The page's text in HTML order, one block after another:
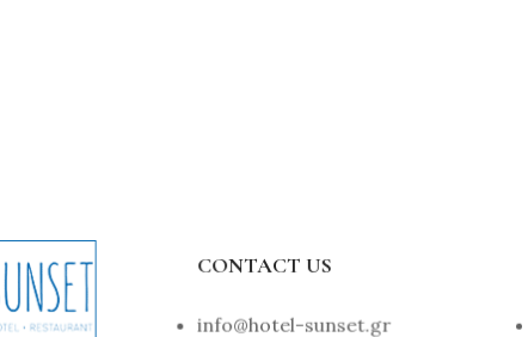
CONTACT US
info@hotel-sunset.gr